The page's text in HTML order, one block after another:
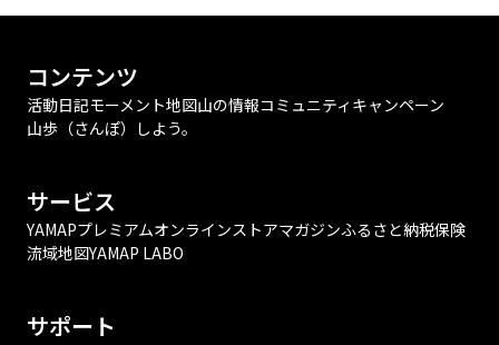
コンテンツ
活動日記モーメント地図山の情報コミュニティ キャンペーン
山歩（さんぽ）しよう。
サービス
YAMAPプレミアムオンラインストアマガジンふるさと納税保険
流域地図YAMAP LABO
サポート